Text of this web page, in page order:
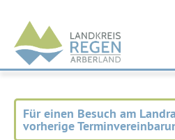
Landkreis
Regen
Für einen Besuch am
vorherige